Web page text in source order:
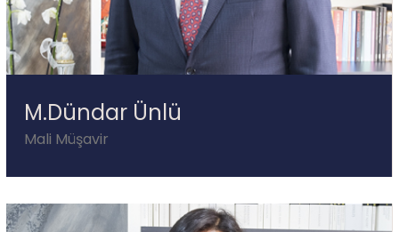
M.Dündar Ünlü
Mali Müşavir